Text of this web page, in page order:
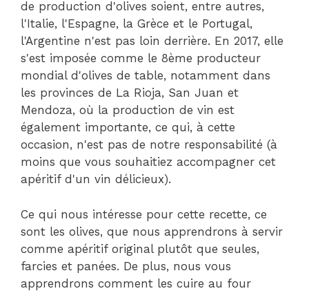
de production d'olives soient, entre autres,
l'Italie, l'Espagne, la Grèce et le Portugal,
l'Argentine n'est pas loin derrière. En 2017, elle
s'est imposée comme le 8ème producteur
mondial d'olives de table, notamment dans
les provinces de La Rioja, San Juan et
Mendoza, où la production de vin est
également importante, ce qui, à cette
occasion, n'est pas de notre responsabilité (à
moins que vous souhaitiez accompagner cet
apéritif d'un vin délicieux).
Ce qui nous intéresse pour cette recette, ce
sont les olives, que nous apprendrons à servir
comme apéritif original plutôt que seules,
farcies et panées. De plus, nous vous
apprendrons comment les cuire au four